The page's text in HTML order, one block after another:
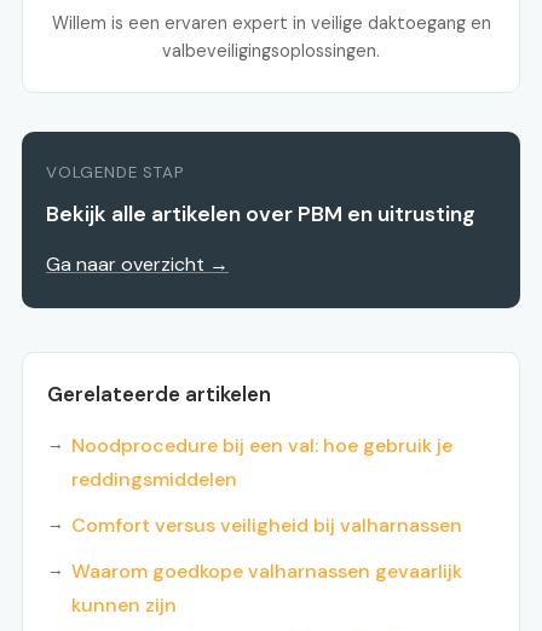
Willem is een ervaren expert in veilige daktoegang en
valbeveiligingsoplossingen.
VOLGENDE STAP
Bekijk alle artikelen over PBM en uitrusting
Ga naar overzicht →
Gerelateerde artikelen
Noodprocedure bij een val: hoe gebruik je
reddingsmiddelen
Comfort versus veiligheid bij valharnassen
Waarom goedkope valharnassen gevaarlijk
kunnen zijn